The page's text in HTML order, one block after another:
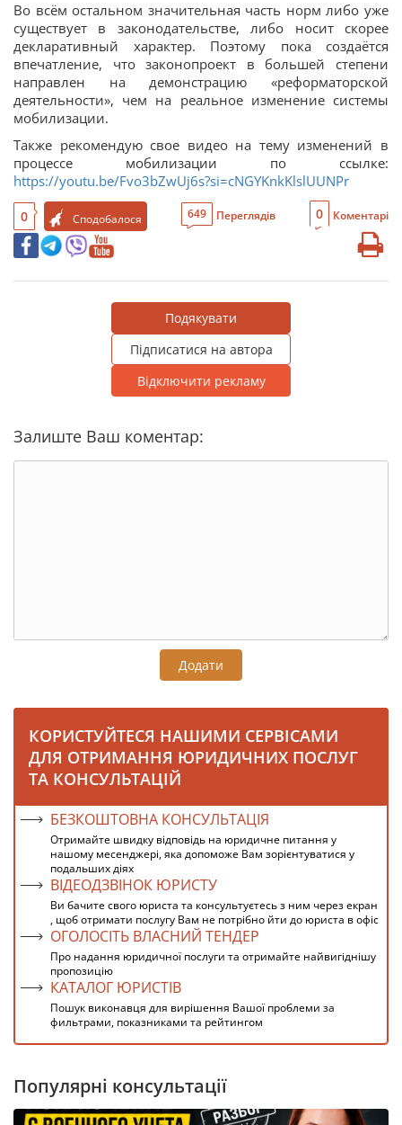
Во всём остальном значительная часть норм либо уже
существует в законодательстве, либо носит скорее
декларативный характер. Поэтому пока создаётся
впечатление, что законопроект в большей степени
направлен на демонстрацию «реформаторской
деятельности», чем на реальное изменение системы
мобилизации.
Также рекомендую свое видео на тему изменений в
процессе мобилизации по ссылке:
https://youtu.be/Fvo3bZwUj6s?si=cNGYKnkKlslUUNPr
0 Сподобалося 649 Переглядів 0 Коментарі
Подякувати
Підписатися на автора
Відключити рекламу
Залиште Ваш коментар:
Додати
КОРИСТУЙТЕСЯ НАШИМИ СЕРВІСАМИ
ДЛЯ ОТРИМАННЯ ЮРИДИЧНИХ ПОСЛУГ
ТА КОНСУЛЬТАЦІЙ
БЕЗКОШТОВНА КОНСУЛЬТАЦІЯ
Отримайте швидку відповідь на юридичне питання у
нашому месенджері, яка допоможе Вам зорієнтуватися у
подальших діях
ВІДЕОДЗВІНОК ЮРИСТУ
Ви бачите свого юриста та консультуєтесь з ним через екран
, щоб отримати послугу Вам не потрібно йти до юриста в офіс
ОГОЛОСІТЬ ВЛАСНИЙ ТЕНДЕР
Про надання юридичної послуги та отримайте найвигіднішу
пропозицію
КАТАЛОГ ЮРИСТІВ
Пошук виконавця для вирішення Вашої проблеми за
фильтрами, показниками та рейтингом
Популярні консультації